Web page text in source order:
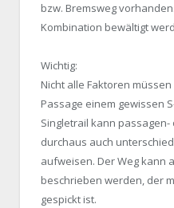
bzw. Bremsweg
Kombination bewältigt
Wichtig:
Nicht alle Faktoren
Passage einem gewissen
Singletrail kann
durchaus auch
aufweisen. Der Weg kann
beschrieben werden, der
gespickt ist.